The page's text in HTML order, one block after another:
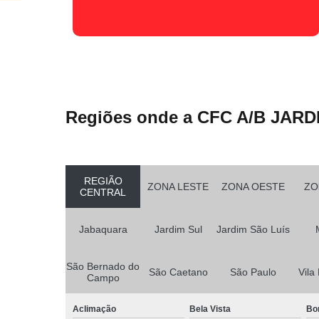
Regiões onde a CFC A/B
REGIÃO
CENTRAL
ZONA LESTE ZONA OESTE
Jabaquara Jardim Sul Jardim São Luís
São Bernado do
Campo
São Caetano São Paulo Vila
Aclimação Bela Vista